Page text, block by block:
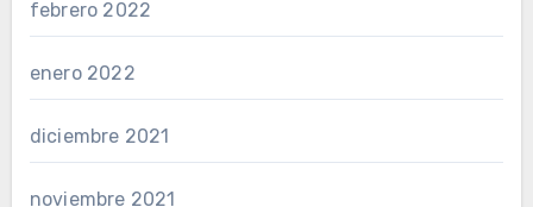
febrero 2022
enero 2022
diciembre 2021
noviembre 2021